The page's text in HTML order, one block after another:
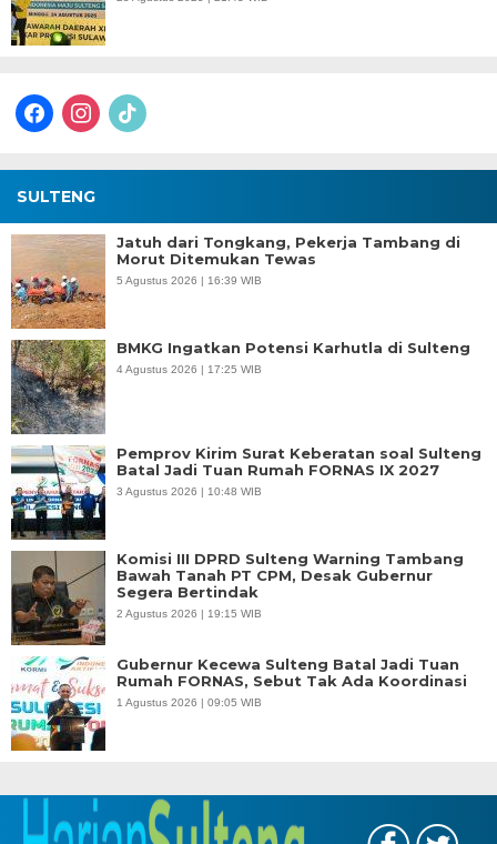
facebookinstagram
tiktok
SULTENG
Jatuh dari Tongkang, Pekerja Tambang di
Morut Ditemukan Tewas
5 Agustus 2026 | 16:39 WIB
BMKG Ingatkan Potensi Karhutla di Sulteng
4 Agustus 2026 | 17:25 WIB
Pemprov Kirim Surat Keberatan soal Sulteng
Batal Jadi Tuan Rumah FORNAS IX 2027
3 Agustus 2026 | 10:48 WIB
Komisi III DPRD Sulteng Warning Tambang
Bawah Tanah PT CPM, Desak Gubernur
Segera Bertindak
2 Agustus 2026 | 19:15 WIB
Gubernur Kecewa Sulteng Batal Jadi Tuan
Rumah FORNAS, Sebut Tak Ada Koordinasi
1 Agustus 2026 | 09:05 WIB